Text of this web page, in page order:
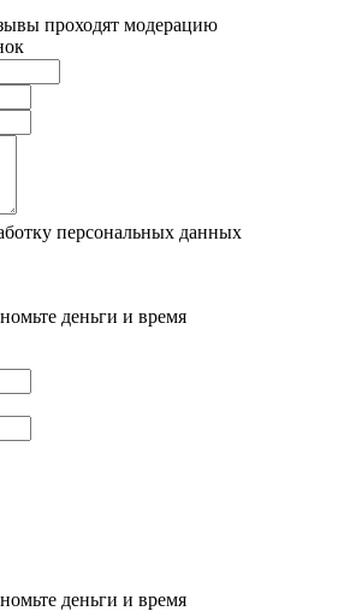
проходят модерацию
персональных данных
деньги и время
деньги и время